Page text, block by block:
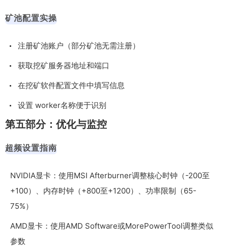
矿池配置实操
注册矿池账户（部分矿池无需注册）
获取挖矿服务器地址和端口
在挖矿软件配置文件中填写信息
设置 worker名称便于识别
第五部分：优化与监控
超频设置指南
NVIDIA显卡：使用MSI Afterburner调整核心时钟（-200至
+100）、内存时钟（+800至+1200）、功率限制（65-
75%）
AMD显卡：使用AMD Software或MorePowerTool调整类似
参数